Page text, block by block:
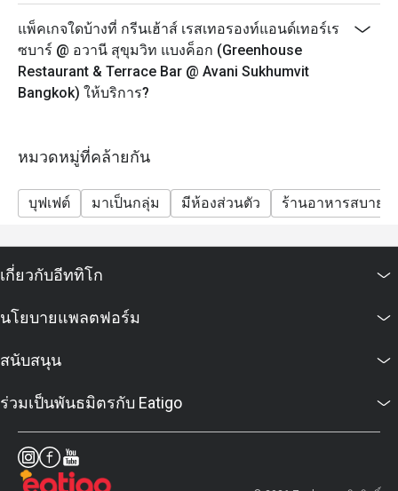
• อาหารมังสวิรัติและฮาลาล
• อาหารพิเศษประจำวัน
• ขนมปังและเบเกอรี่
• ผลไม้สดตามฤดูกาล
แพ็คเกจใดบ้างที่ กรีนเฮ้าส์ เรสเทอรองท์แอนด์เทอร์เร
ซบาร์ @ อวานี สุขุมวิท แบงค็อก (Greenhouse
Restaurant & Terrace Bar @ Avani Sukhumvit
Bangkok) ให้บริการ?
หมวดหมู่ที่คล้ายกัน
บุฟเฟต์ มาเป็นกลุ่ม มีห้องส่วนตัว ร้านอาหารสบายๆ
เกี่ยวกับอีททิโก
นโยบายแพลตฟอร์ม
สนับสนุน
ร่วมเป็นพันธมิตรกับ Eatigo